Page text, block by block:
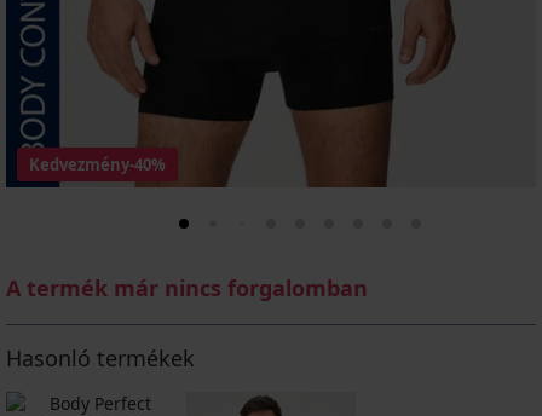
Kedvezmény-40%
A termék már nincs forgalomban
Hasonló termékek